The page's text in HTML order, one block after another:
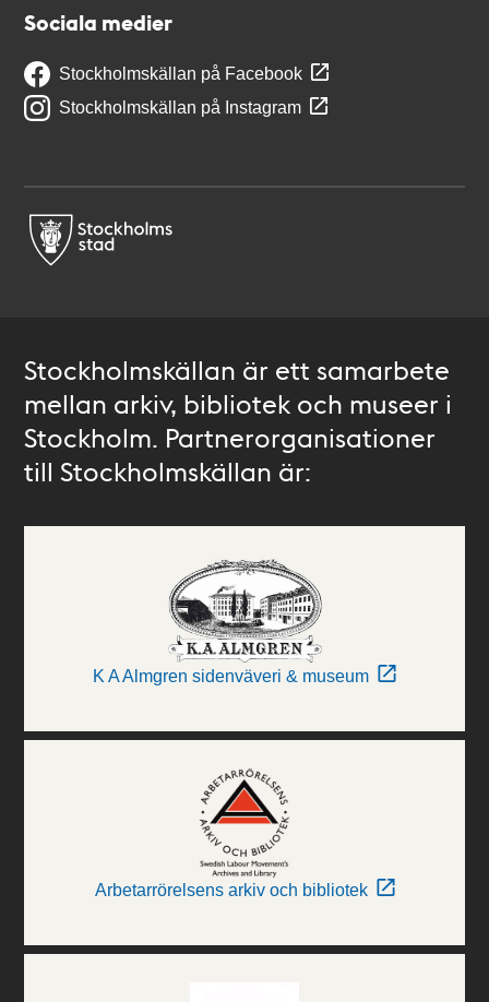
Sociala medier
Stockholmskällan på Facebook
Stockholmskällan på Instagram
Stockholmskällan är ett samarbete
mellan arkiv, bibliotek och museer i
Stockholm. Partnerorganisationer
till Stockholmskällan är:
K A Almgren sidenväveri & museum
Arbetarrörelsens arkiv och bibliotek